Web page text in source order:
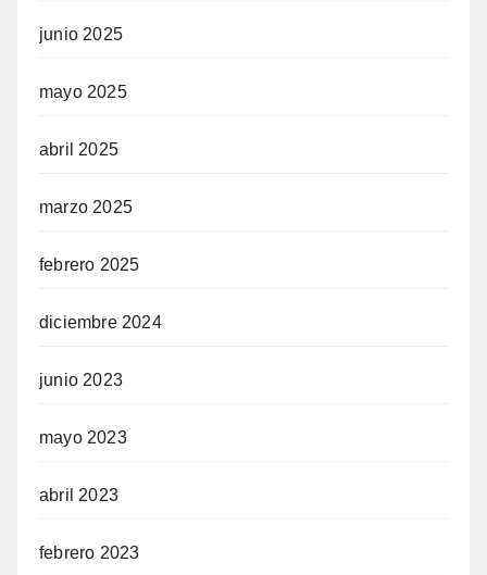
junio 2025
mayo 2025
abril 2025
marzo 2025
febrero 2025
diciembre 2024
junio 2023
mayo 2023
abril 2023
febrero 2023